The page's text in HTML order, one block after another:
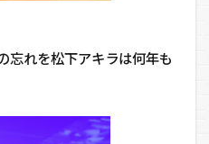
れを松下アキラは何年も